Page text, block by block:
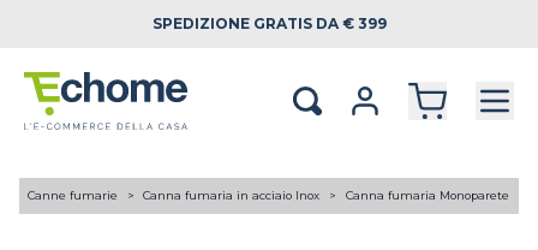
SPEDIZIONE GRATIS DA € 399
Canne fumarie Canna fumaria in acciaio Inox Canna fumaria Monoparete